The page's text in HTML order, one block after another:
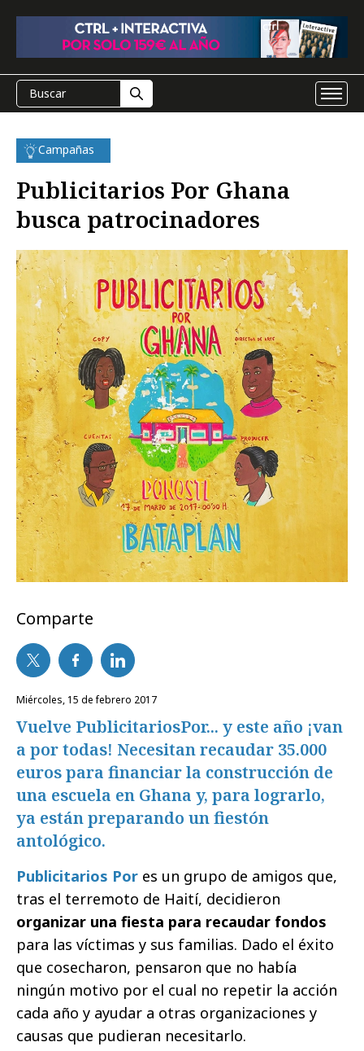
Campañas
Publicitarios Por Ghana
busca patrocinadores
Comparte
miércoles, 15 de febrero 2017
Vuelve PublicitariosPor... y este año ¡van
a por todas! Necesitan recaudar 35.000
euros para financiar la construcción de
una escuela en Ghana y, para lograrlo,
ya están preparando un fiestón
antológico.
Publicitarios Por es un grupo de amigos que,
tras el terremoto de Haití, decidieron
organizar una fiesta para recaudar fondos
para las víctimas y sus familias. Dado el éxito
que cosecharon, pensaron que no había
ningún motivo por el cual no repetir la acción
cada año y ayudar a otras organizaciones y
causas que pudieran necesitarlo.